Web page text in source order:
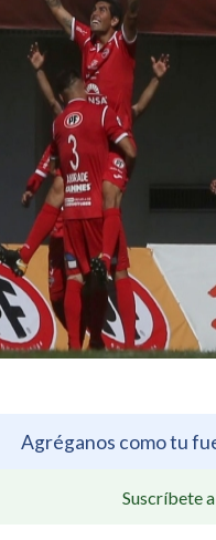
Agréganos como tu
Suscríbete